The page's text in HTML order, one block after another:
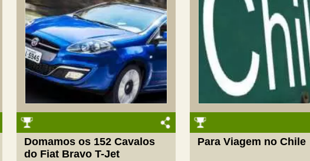
Domamos os 152 Cavalos
do Fiat Bravo T-Jet
Para Viagem no Chile